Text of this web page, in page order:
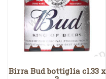
Birra Bud bottiglia cl.33 x